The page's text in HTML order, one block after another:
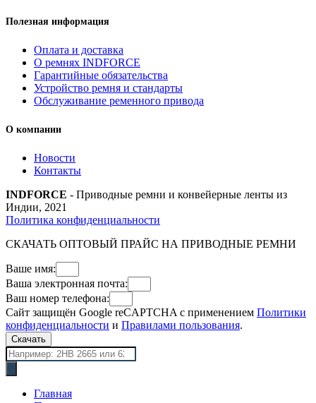
Полезная информация
Оплата и доставка
О ремнях INDFORCE
Гарантийные обязательства
Устройство ремня и стандарты
Обслуживание ременного привода
О компании
Новости
Контакты
INDFORCE - Приводные ремни и конвейерные ленты из
Индии, 2021
Политика конфиденциальности
СКАЧАТЬ ОПТОВЫЙ ПРАЙС НА ПРИВОДНЫЕ РЕМНИ
Ваше имя:
Ваша электронная почта:
Ваш номер телефона:
Сайт защищён Google reCAPTCHA с применением Политики
конфиденциальности и Правилами пользования.
Скачать
Поиск
товаров
Главная